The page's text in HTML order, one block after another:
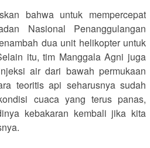
bahwa untuk mempercepat
Nasional Penanggulangan
dua unit helikopter untuk
itu, tim Manggala Agni juga
air dari bawah permukaan
teoritis api seharusnya sudah
cuaca yang terus panas,
kebakaran kembali jika kita